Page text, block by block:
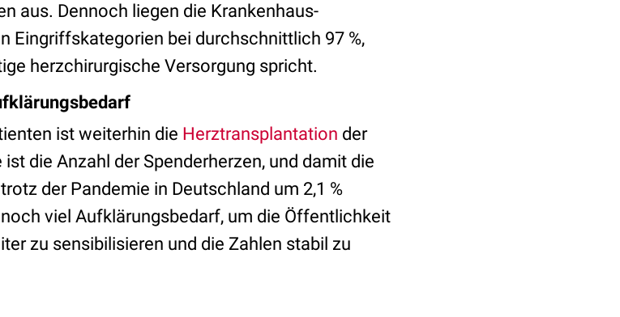
aus. Dennoch liegen die Krankenhaus-
Eingriffskategorien bei durchschnittlich 97 %,
herzchirurgische Versorgung spricht.
ist weiterhin die Herztransplantation der
die Anzahl der Spenderherzen, und damit die
der Pandemie in Deutschland um 2,1 %
viel Aufklärungsbedarf, um die Öffentlichkeit
zu sensibilisieren und die Zahlen stabil zu